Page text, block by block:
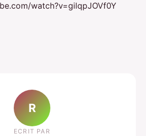
watch?v=gilqpJOVf0Y
R
ECRIT PAR